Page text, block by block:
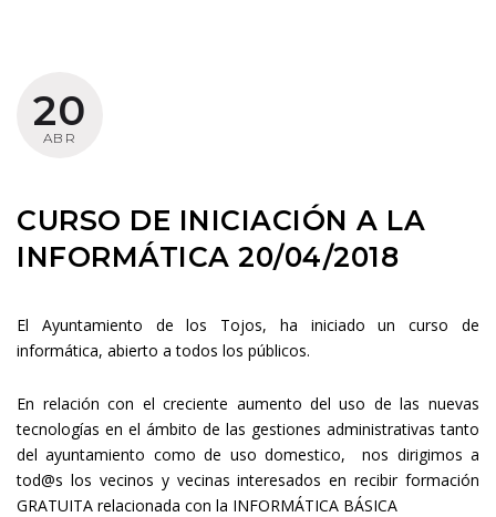
20
ABR
CURSO DE INICIACIÓN A LA
INFORMÁTICA 20/04/2018
El Ayuntamiento de los Tojos, ha iniciado un curso de
informática, abierto a todos los públicos.
En relación con el creciente aumento del uso de las nuevas
tecnologías en el ámbito de las gestiones administrativas tanto
del ayuntamiento como de uso domestico, nos dirigimos a
tod@s los vecinos y vecinas interesados en recibir formación
GRATUITA relacionada con la INFORMÁTICA BÁSICA